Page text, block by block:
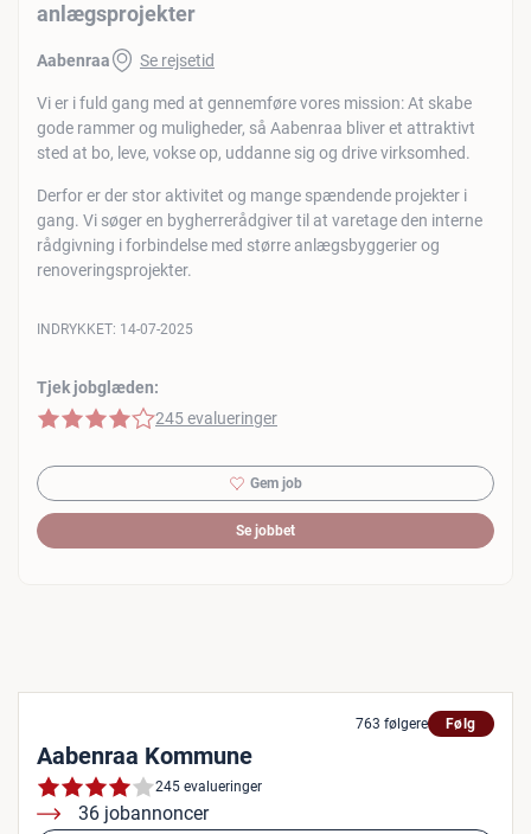
anlægsprojekter
Aabenraa Se rejsetid
Vi er i fuld gang med at gennemføre vores mission: At skabe
gode rammer og muligheder, så Aabenraa bliver et attraktivt
sted at bo, leve, vokse op, uddanne sig og drive virksomhed.
Derfor er der stor aktivitet og mange spændende projekter i
gang. Vi søger en bygherrerådgiver til at varetage den interne
rådgivning i forbindelse med større anlægsbyggerier og
renoveringsprojekter.
Tjek jobglæden:
4 af 5 stjerner
245 evalueringer
INDRYKKET: 14-07-2025
Gem job
Se jobbet
763 følgere Følg
Aabenraa Kommune
245 evalueringer
36 jobannoncer